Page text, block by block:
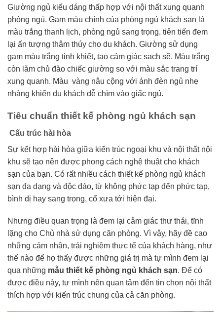
Giường ngủ kiểu dáng thấp hợp với nội thất xung quanh
phòng ngủ. Gam màu chính của phòng ngủ khách sạn là
màu trắng thanh lịch, phòng ngủ sang trọng, tiên tiến đem
lại ấn tượng thâm thúy cho du khách. Giường sử dụng
gam màu trắng tinh khiết, tạo cảm giác sạch sẽ. Màu trắng
còn làm chủ đào chiếc giường so với màu sắc trang trí
xung quanh. Màu vàng nâu cộng với ánh đèn ngủ nhẹ
nhàng khiến du khách dễ chìm vào giấc ngủ.
Tiêu chuẩn thiết kế phòng ngủ khách sạn
Cấu trúc hài hòa
Sự kết hợp hài hòa giữa kiến trúc ngoại khu và nội thất nội
khu sẽ tạo nên được phong cách nghệ thuật cho khách
sạn của bạn. Có rất nhiều cách thiết kế phòng ngủ khách
sạn đa dạng và độc đáo, từ không phức tạp đến phức tạp,
bình dị hay sang trọng, cổ xưa tới hiện đại.
Nhưng điều quan trọng là đem lại cảm giác thư thái, tĩnh
lặng cho Chủ nhà sử dụng căn phòng. Vì vậy, hãy đề cao
những cảm nhận, trải nghiệm thực tế của khách hàng, như
thế nào để họ thấy được những giá trị mà tự mình đem lại
qua những mẫu thiết kế phòng ngủ khách sạn. Để có
được điều này, tự mình nên quan tâm đến tin chọn nội thất
thích hợp với kiến trúc chung của cả căn phòng.